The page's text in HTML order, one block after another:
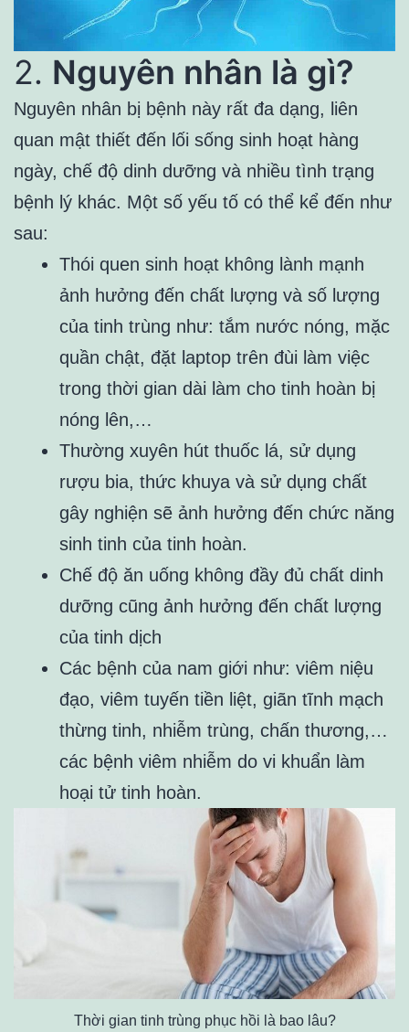
2. Nguyên nhân là gì?
Nguyên nhân bị bệnh này rất đa dạng, liên
quan mật thiết đến lối sống sinh hoạt hàng
ngày, chế độ dinh dưỡng và nhiều tình trạng
bệnh lý khác. Một số yếu tố có thể kể đến như
sau:
Thói quen sinh hoạt không lành mạnh
ảnh hưởng đến chất lượng và số lượng
của tinh trùng như: tắm nước nóng, mặc
quần chật, đặt laptop trên đùi làm việc
trong thời gian dài làm cho tinh hoàn bị
nóng lên,…
Thường xuyên hút thuốc lá, sử dụng
rượu bia, thức khuya và sử dụng chất
gây nghiện sẽ ảnh hưởng đến chức năng
sinh tinh của tinh hoàn.
Chế độ ăn uống không đầy đủ chất dinh
dưỡng cũng ảnh hưởng đến chất lượng
của tinh dịch
Các bệnh của nam giới như: viêm niệu
đạo, viêm tuyến tiền liệt, giãn tĩnh mạch
thừng tinh, nhiễm trùng, chấn thương,…
các bệnh viêm nhiễm do vi khuẩn làm
hoại tử tinh hoàn.
Thời gian tinh trùng phục hồi là bao lâu?